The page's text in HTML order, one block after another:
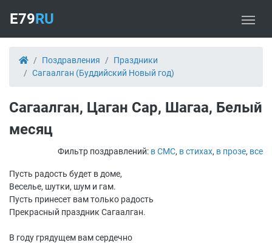
E79RU
Поздравления
Праздники
Сагаалган (Буддийский Новый год)
Сагаалган, Цаган Сар, Шагаа, Белый
месяц
Фильтр поздравлений: в СМС, в стихах, в прозе, все
Пусть радость будет в доме,
Веселье, шутки, шум и гам.
Пусть принесет вам только радость
Прекрасный праздник Сагаалган.
В году грядущем вам сердечно